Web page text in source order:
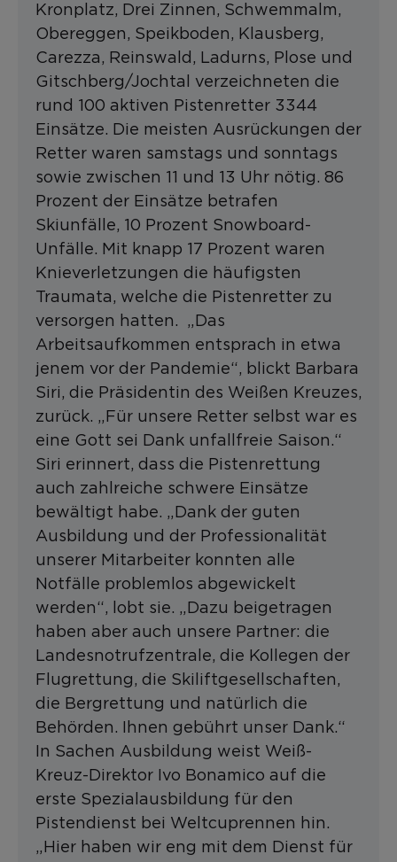
Kronplatz, Drei Zinnen, Schwemmalm,
Obereggen, Speikboden, Klausberg,
Carezza, Reinswald, Ladurns, Plose und
Gitschberg/Jochtal verzeichneten die
rund 100 aktiven Pistenretter 3344
Einsätze. Die meisten Ausrückungen der
Retter waren samstags und sonntags
sowie zwischen 11 und 13 Uhr nötig. 86
Prozent der Einsätze betrafen
Skiunfälle, 10 Prozent Snowboard-
Unfälle. Mit knapp 17 Prozent waren
Knieverletzungen die häufigsten
Traumata, welche die Pistenretter zu
versorgen hatten. „Das
Arbeitsaufkommen entsprach in etwa
jenem vor der Pandemie“, blickt Barbara
Siri, die Präsidentin des Weißen Kreuzes,
zurück. „Für unsere Retter selbst war es
eine Gott sei Dank unfallfreie Saison.“
Siri erinnert, dass die Pistenrettung
auch zahlreiche schwere Einsätze
bewältigt habe. „Dank der guten
Ausbildung und der Professionalität
unserer Mitarbeiter konnten alle
Notfälle problemlos abgewickelt
werden“, lobt sie. „Dazu beigetragen
haben aber auch unsere Partner: die
Landesnotrufzentrale, die Kollegen der
Flugrettung, die Skiliftgesellschaften,
die Bergrettung und natürlich die
Behörden. Ihnen gebührt unser Dank.“
In Sachen Ausbildung weist Weiß-
Kreuz-Direktor Ivo Bonamico auf die
erste Spezialausbildung für den
Pistendienst bei Weltcuprennen hin.
„Hier haben wir eng mit dem Dienst für